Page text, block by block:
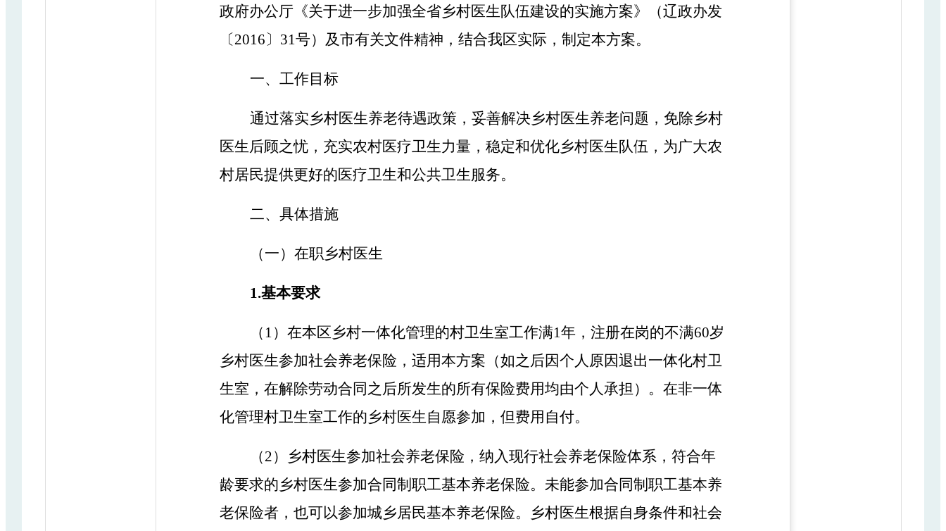
政府办公厅《关于进一步加强全省乡村医生队伍建设的实施方案》（辽政办发
〔2016〕 31号） 及市有关文件精神，结合我区实际，制定本方案。
一、工作目标
通过落实乡村医生养老待遇政策，妥善解决乡村医生养老问题，免除乡村
医生后顾之忧，充实农村医疗卫生力量，稳定和优化乡村医生队伍，为广大农
村居民提供更好的医疗卫生和公共卫生服务。
二、具体措施
（一）在职乡村医生
1.基本要求
（ 1） 在本区乡村一体化管理的村卫生室工作满1年，注册在岗的不满60岁
乡村医生参加社会养老保险，适用本方案 （如之后因个人原因退出一体化村卫
生室，在解除劳动合同之后所发生的所有保险费用均由个人承担） 。 在非一体
化管理村卫生室工作的乡村医生自愿参加，但费用自付。
（2） 乡村医生参加社会养老保险，纳入现行社会养老保险体系， 符合年
龄要求的乡村医生参加合同制 职工基本养老保险。未能参加合同制职工基本养
老保险者 ， 也可以参加城乡居民基本养老保险。乡村医生根据自身条件和社会